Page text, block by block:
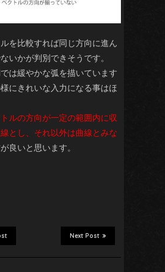
を比較すれば同じ方向に進ん
いかが判別できそうです。
は緩やかな弧を描いています
にきれいな入力になる事はほ
ルの方向が一定の範囲内に収
とし、それ以外は曲線とみな
良いと思います。
Next Post